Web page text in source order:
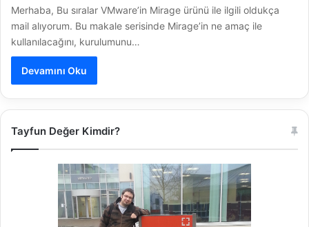
Merhaba, Bu sıralar VMware’in Mirage ürünü ile ilgili oldukça
mail alıyorum. Bu makale serisinde Mirage’in ne amaç ile
kullanılacağını, kurulumunu…
Devamını Oku
Tayfun Değer Kimdir?